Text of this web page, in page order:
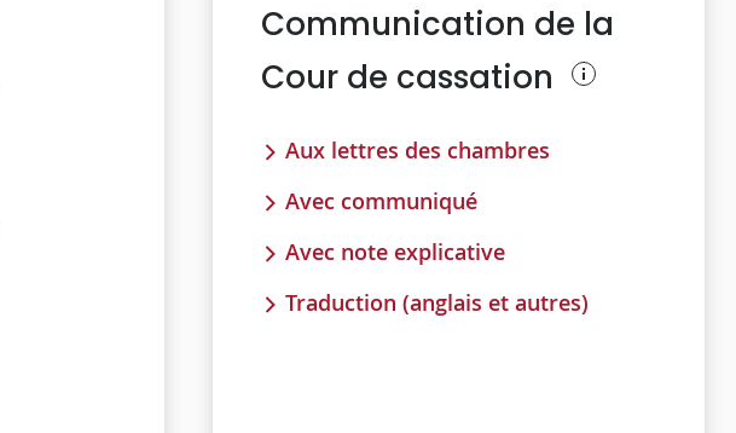
Communication de la
Cour de cassation
Aux lettres des chambres
Avec communiqué
Avec note explicative
Traduction (anglais et autres)